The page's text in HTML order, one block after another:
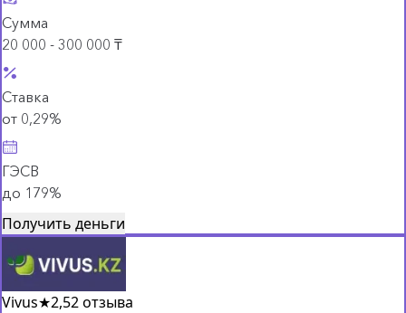
Сумма
20 000 - 300 000 ₸
Ставка
от 0,29%
ГЭСВ
до 179%
Получить деньги
Vivus★2,52 отзыва